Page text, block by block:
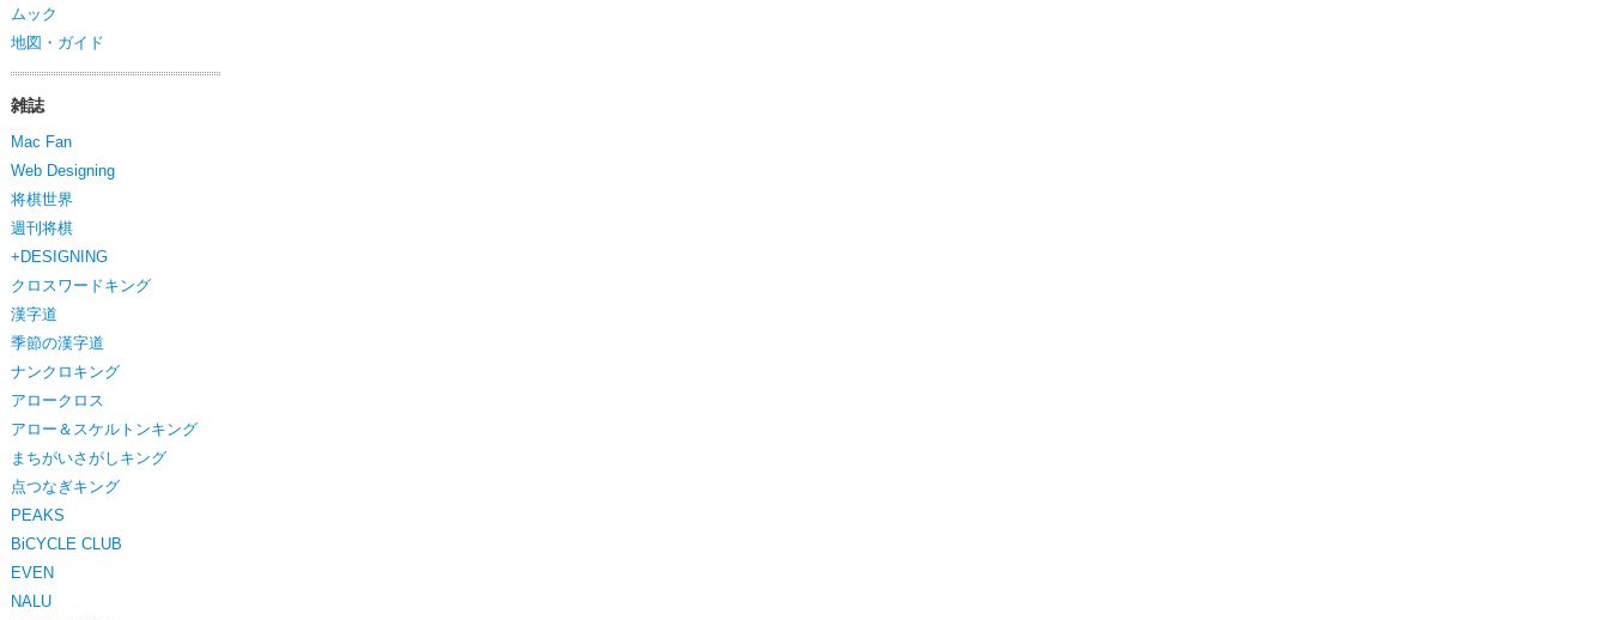
ムック
地図・ガイド
雑誌
Mac Fan
Web Designing
将棋世界
週刊将棋
+DESIGNING
クロスワードキング
漢字道
季節の漢字道
ナンクロキング
アロークロス
アロー＆スケルトンキング
まちがいさがしキング
点つなぎキング
PEAKS
BiCYCLE CLUB
EVEN
NALU